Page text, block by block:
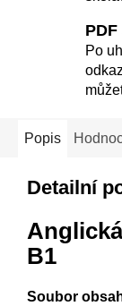
Po
Popis
Detailní
B1
Soubor